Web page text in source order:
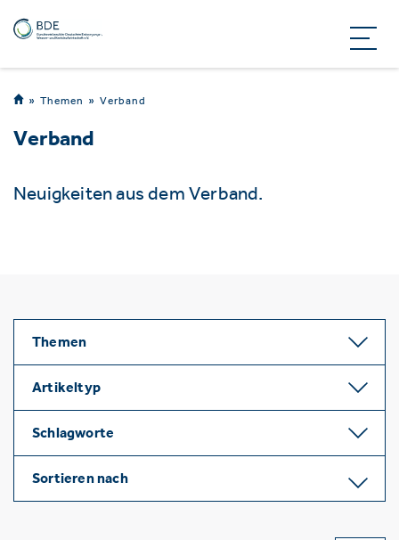
Themen Verband
Verband
Neuigkeiten aus dem Verband.
Themen
Artikeltyp
Schlagworte
Sortieren nach